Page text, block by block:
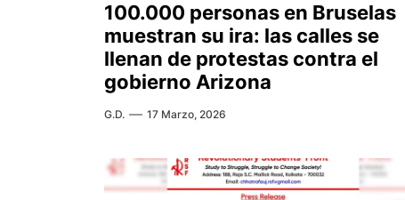
100.000 personas en Bruselas
muestran su ira: las calles se
llenan de protestas contra el
gobierno Arizona
G.D. 17 Marzo, 2026